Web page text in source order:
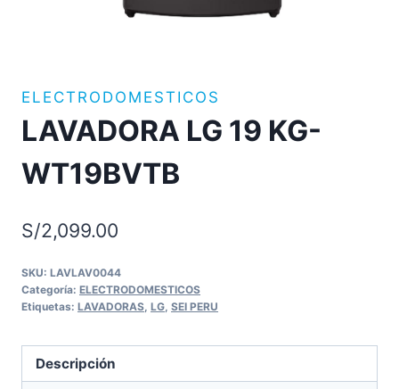
ELECTRODOMESTICOS
LAVADORA LG 19 KG-
WT19BVTB
S/2,099.00
SKU: LAVLAV0044
Categoría: ELECTRODOMESTICOS
Etiquetas: LAVADORAS LG SEI PERU
Descripción